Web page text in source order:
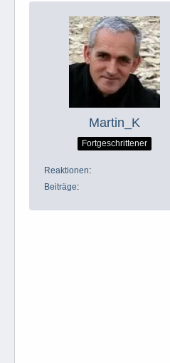
Martin_K
Fortgeschrittener
Reaktionen
Beiträge